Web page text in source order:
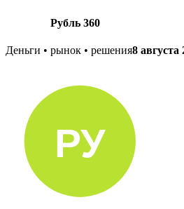
Рубль 360
Skip
Деньги • рынок • решения8 августа